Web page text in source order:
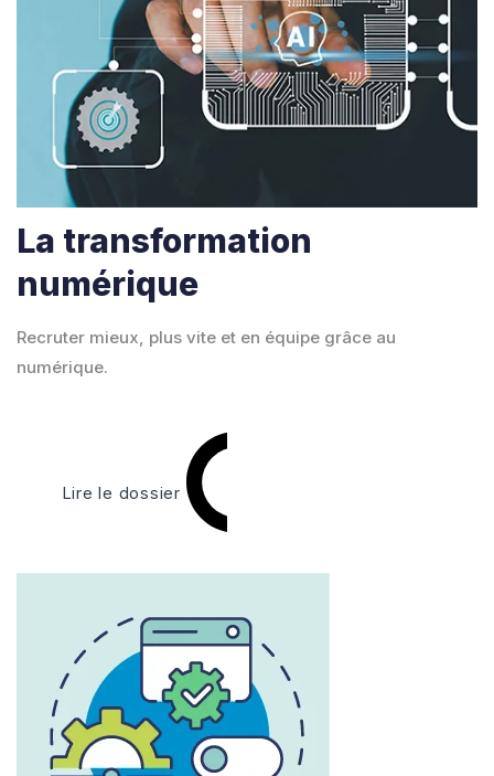
La transformation
numérique
Recruter mieux, plus vite et en équipe grâce au
numérique.
Lire le dossier